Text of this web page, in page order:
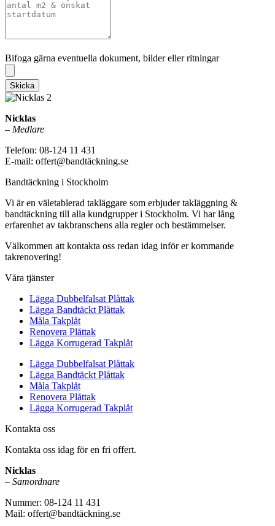
Bifoga gärna eventuella dokument, bilder eller ritningar
Skicka
Nicklas
– Medlare
Telefon: 08-124 11 431
E-mail: offert@bandtäckning.se
Bandtäckning i Stockholm
Vi är en väletablerad takläggare som erbjuder takläggning &
bandtäckning till alla kundgrupper i Stockholm. Vi har lång
erfarenhet av takbranschens alla regler och bestämmelser.
Välkommen att kontakta oss redan idag inför er kommande
takrenovering!
Våra tjänster
Lägga Dubbelfalsat Plåttak
Lägga Bandtäckt Plåttak
Måla Takplåt
Renovera Plåttak
Lägga Korrugerad Takplåt
Lägga Dubbelfalsat Plåttak
Lägga Bandtäckt Plåttak
Måla Takplåt
Renovera Plåttak
Lägga Korrugerad Takplåt
Kontakta oss
Kontakta oss idag för en fri offert.
Nicklas
– Samordnare
Nummer: 08-124 11 431
Mail: offert@bandtäckning.se